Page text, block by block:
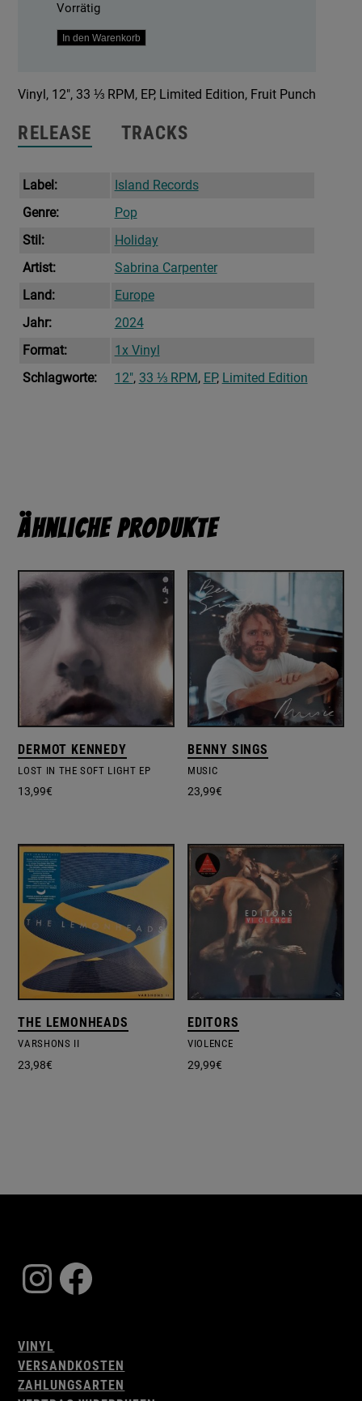
Vorrätig
Fruitcake
In den Warenkorb
Vinyl, 12″, 33 ⅓ RPM, EP, Limited Edition, Fruit Punch
RELEASE TRACKS
Label:
Island Records
Genre:
Pop
Stil:
Holiday
Artist:
Sabrina Carpenter
Land:
Europe
Jahr:
2024
Format:
1x Vinyl
Schlagworte:
12", 33 ⅓ RPM, EP, Limited Edition
Ähnliche Produkte
DERMOT KENNEDY
LOST IN THE SOFT LIGHT EP
13,99€
BENNY SINGS
MUSIC
23,99€
THE LEMONHEADS
VARSHONS II
23,98€
EDITORS
VIOLENCE
29,99€
Instagram
Facebook
VINYL
VERSANDKOSTEN
ZAHLUNGSARTEN